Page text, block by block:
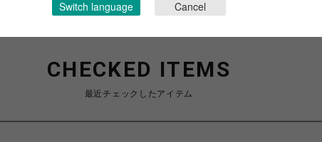
CHECKED ITEMS
最近チェックしたアイテム
Switch language Cancel